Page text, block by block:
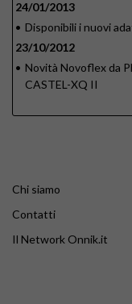
24/01/2013
• Disponibili i nuovi
23/10/2012
• Novità Novoflex da
CASTEL-XQ II
Chi siamo
Contatti
Il Network Onnik.it